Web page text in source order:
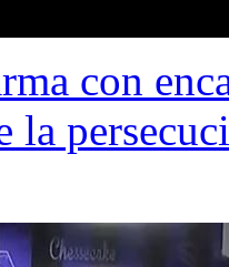
con
la